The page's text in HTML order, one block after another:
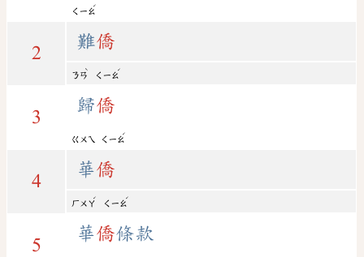
ㄑㄧㄠ
ˊ
2
難僑
ㄋㄢ
ˋ
ㄑㄧㄠ
ˊ
3
歸僑
ㄍㄨㄟ ㄑㄧㄠ
ˊ
4
華僑
ㄏㄨㄚ
ˊ
ㄑㄧㄠ
ˊ
5
華僑條款